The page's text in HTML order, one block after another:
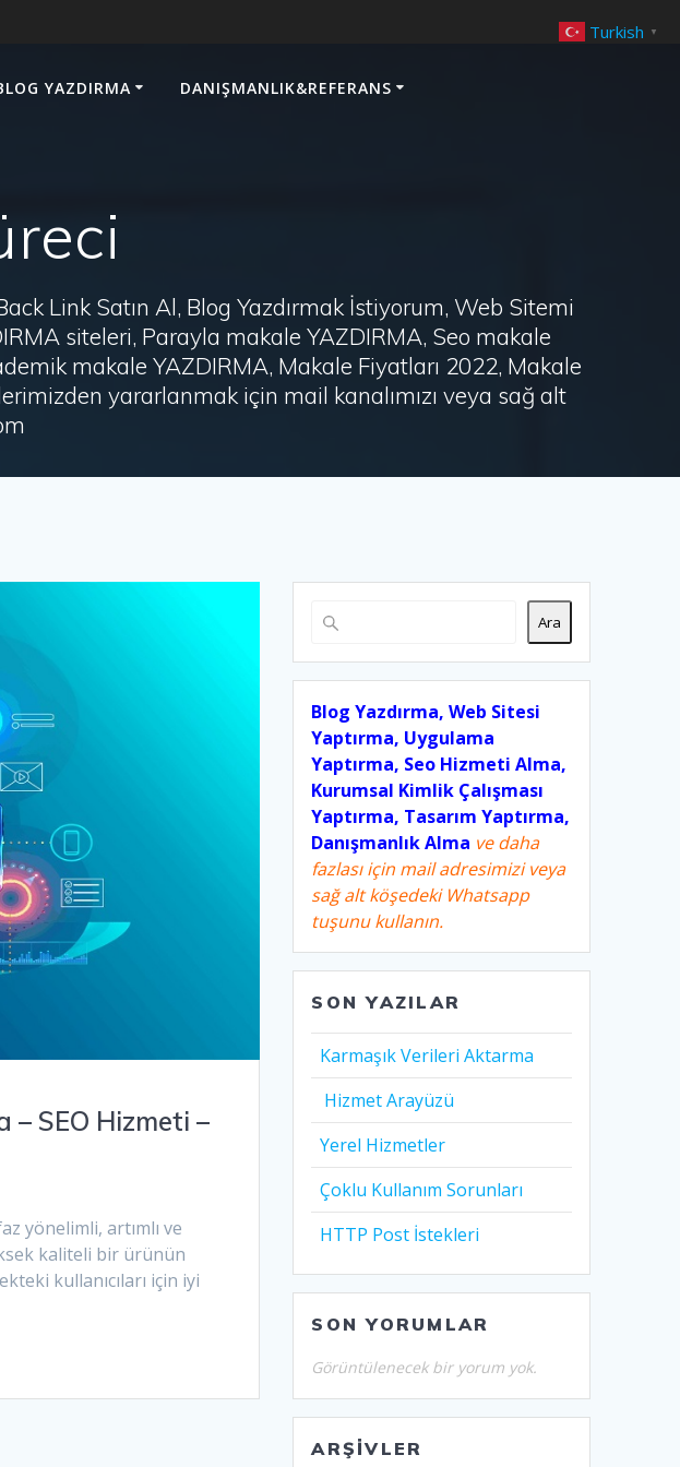
YAZDIRMA DANIŞMANLIK&REFERANS
Link Satın Al, Blog Yazdırmak İstiyorum, Web Sitemi
siteleri, Parayla makale YAZDIRMA, Seo makale
makale YAZDIRMA, Makale Fiyatları 2022, Makale
yararlanmak için mail kanalımızı veya sağ alt
– SEO Hizmeti –
yönelimli, artımlı ve
kaliteli bir ürünün
kullanıcıları için iyi
Ara
Blog Yazdırma, Web Sitesi
Yaptırma, Uygulama
Yaptırma, Seo Hizmeti Alma,
Kurumsal Kimlik Çalışması
Yaptırma, Tasarım Yaptırma,
Danışmanlık Alma ve daha
fazlası için mail adresimizi veya
sağ alt köşedeki Whatsapp
tuşunu kullanın.
SON YAZILAR
Karmaşık Verileri Aktarma
Hizmet Arayüzü
Yerel Hizmetler
Çoklu Kullanım Sorunları
HTTP Post İstekleri
SON YORUMLAR
Görüntülenecek bir yorum yok.
ARŞIVLER
Turkish ▼